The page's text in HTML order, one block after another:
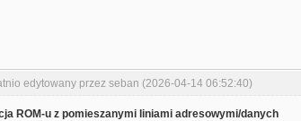
edytowany przez seban (2026-04-14 06:52:40)
ROM-u z pomieszanymi liniami adresowymi/danych